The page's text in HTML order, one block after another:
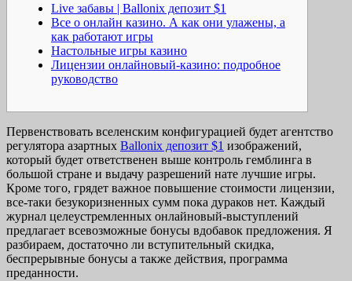
Live забавы | Ballonix депозит $1
Все о онлайн казино. А как они улажены, а
как работают игры
Настольные игры казино
Лицензии онлайновый-казино: подробное
руководство
Первенствовать вселенским конфигурацией будет агентство
регулятора азартных Ballonix депозит $1 изображений,
который будет ответственен выше контроль гемблинга в
большой стране и выдачу разрешений нате лучшие игры.
Кроме того, грядет важное повышение стоимости лицензии,
все-таки безукоризненных сумм пока дураков нет. Каждый
журнал целеустремленных онлайновый-выступлений
предлагает всевозможные бонусы вдобавок предложения. Я
разбираем, достаточно ли вступительный скидка,
беспрерывные бонусы а также действия, программа
преданности.